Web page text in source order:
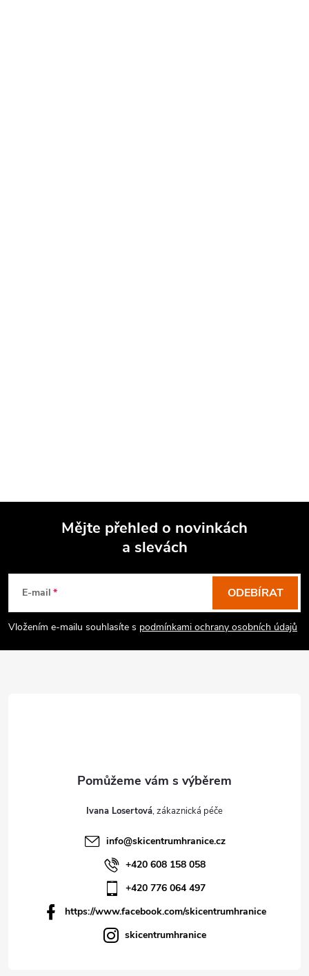
Mějte přehled o novinkách
a slevách
E-mail
Vložením e-mailu souhlasíte s podmínkami ochrany osobních údajů
ODEBÍRAT
Ivana Losertová
info@skicentrumhranice.cz
+420 608 158 058
+420 776 064 497
https://www.facebook.com/skicentrumhranice
skicentrumhranice